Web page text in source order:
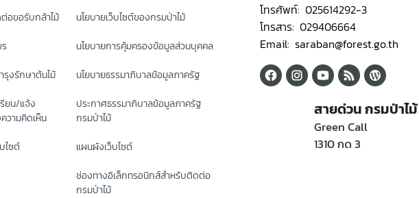
อขอรับกล้าไม้
รุงรักษาต้นไม้
ยน/แจ้ง
วามคิดเห็น
ไซต์
นโยบายเว็บไซต์ของกรมป่าไม้
นโยบายการคุ้มครองข้อมูลส่วนบุคคล
นโยบายธรรมาภิบาลข้อมูลภาครัฐ
ประกาศธรรมาภิบาลข้อมูลภาครัฐ
กรมป่าไม้
แผนผังเว็บไซต์
ช่องทางอิเล็กทรอนิกส์สำหรับติดต่อ
กรมป่าไม้
โทรศัพท์: 025614292-3
โทรสาร: 029406664
Email: saraban@forest.go.th
สายด่วน กรมป่าไม้
Green Call
1310 กด 3